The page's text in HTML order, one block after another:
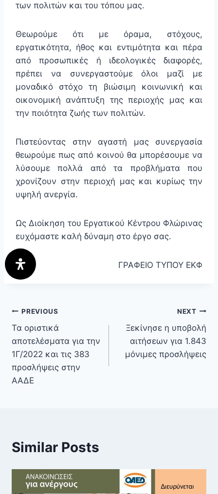
των πολιτών και του τόπου μας.
Θεωρούμε ότι με όραμα, στόχους,
εργατικότητα, ήθος και εντιμότητα και πέρα
από προσωπικές ή ιδεολογικές διαφορές,
πρέπει να συνεργαστούμε όλοι μαζί με
μοναδικό στόχο τη βιώσιμη κοινωνική και
οικονομική ανάπτυξη της περιοχής μας και
την ποιότητα ζωής των πολιτών.
Πιστεύοντας στην αγαστή μας συνεργασία
θεωρούμε πως από κοινού θα μπορέσουμε να
λύσουμε πολλά από τα προβλήματα που
χρονίζουν στην περιοχή μας και κυρίως την
υψηλή ανεργία.
Ως Διοίκηση του Εργατικού Κέντρου Φλώρινας
ευχόμαστε καλή δύναμη στο έργο σας.
ΓΡΑΦΕΙΟ ΤΥΠΟΥ ΕΚΦ
PREVIOUS
Τα οριστικά
αποτελέσματα για την
1Γ/2022 και τις 383
προσλήψεις στην
ΑΑΔΕ
NEXT
Ξεκίνησε η υποβολή
αιτήσεων για 1.843
μόνιμες προσλήψεις
Similar Posts